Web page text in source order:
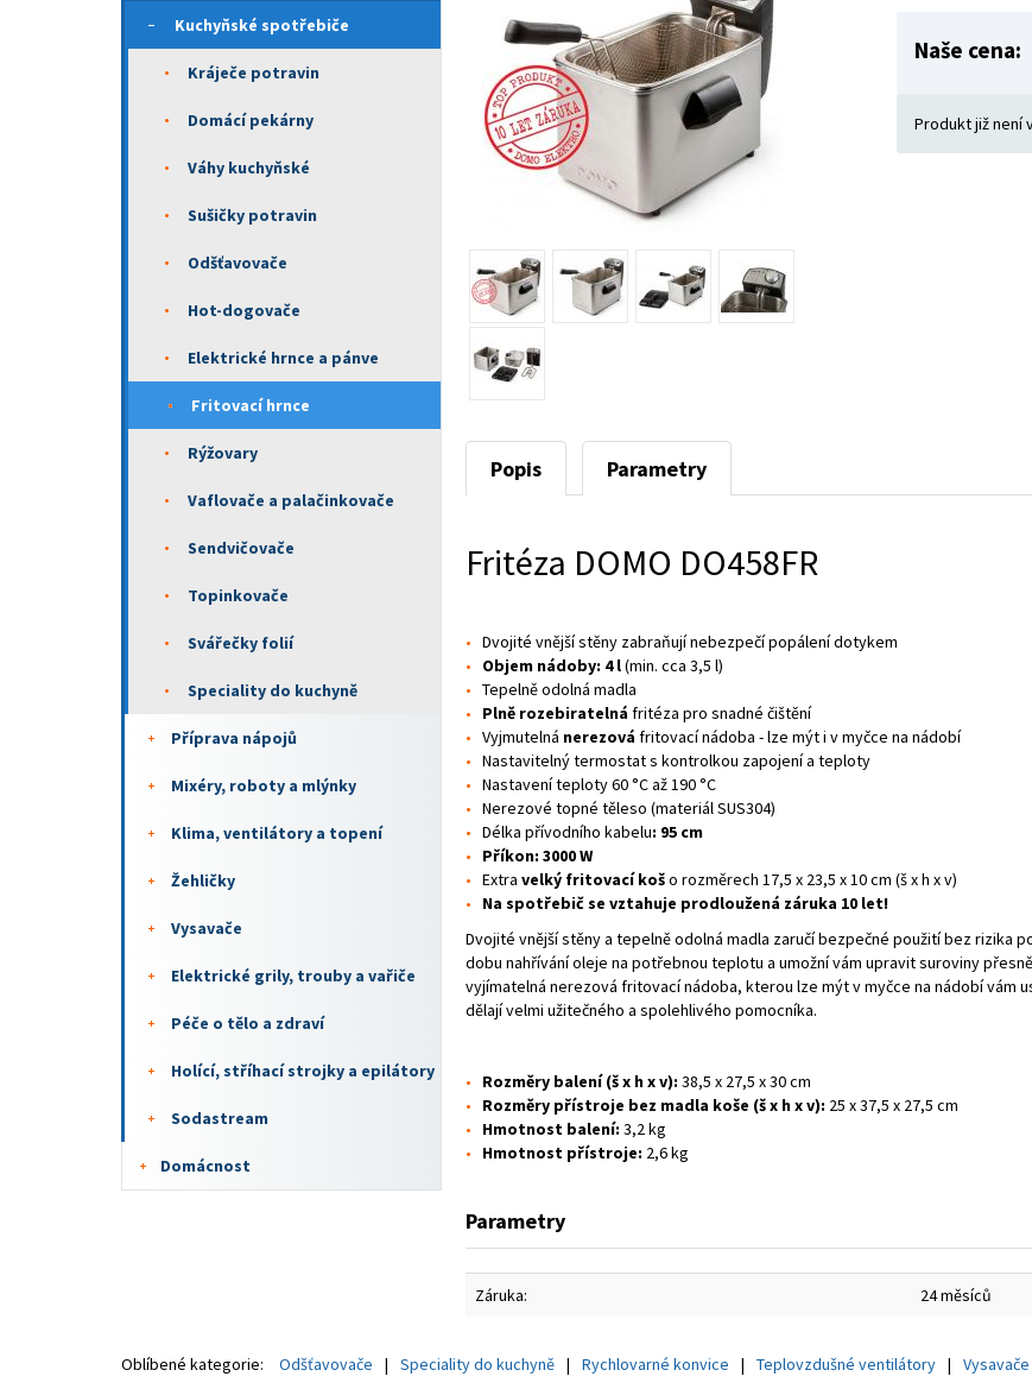
Kuchyňské spotřebiče
Kráječe potravin
Domácí pekárny
Váhy kuchyňské
Sušičky potravin
Odšťavovače
Hot-dogovače
Elektrické hrnce a pánve
Fritovací hrnce
Rýžovary
Vaflovače a palačinkovače
Sendvičovače
Topinkovače
Svářečky folií
Speciality do kuchyně
Příprava nápojů
Mixéry, roboty a mlýnky
Klima, ventilátory a topení
Žehličky
Vysavače
Elektrické grily, trouby a vařiče
Péče o tělo a zdraví
Holící, stříhací strojky a epilátory
Sodastream
Domácnost
Naše cena:
Produkt již není
Popis Parametry
Fritéza DOMO DO458FR
Dvojité vnější stěny zabraňují nebezpečí popálení dotykem
Objem nádoby: 4 l(min. cca 3,5 l)
Tepelně odolná madla
Plně rozebiratelná fritéza pro snadné čištění
Vyjmutelná nerezová fritovací nádoba - lze mýt i v myčce na nádobí
Nastavitelný termostat s kontrolkou zapojení a teploty
Nastavení teploty 60 °C až 190 °C
Nerezové topné těleso (materiál SUS304)
Délka přívodního kabelu: 95 cm
Příkon: 3000 W
Extra velký fritovací košo rozměrech 17,5 x 23,5 x 10 cm (š x h x v)
Na spotřebič se vztahuje prodloužená záruka 10 let!
Dvojité vnější stěny a tepelně odolná madla zaručí bezpečné použití bez rizika
dobu nahřívání oleje na potřebnou teplotu a umožní vám upravit suroviny
vyjímatelná nerezová fritovací nádoba, kterou lze mýt v myčce na nádobí
dělají velmi užitečného a spolehlivého pomocníka.
Rozměry balení (š x h x v): 38,5 x 27,5 x 30 cm
Rozměry přístroje bez madla koše (š x h x v): 25 x 37,5 x 27,5 cm
Hmotnost balení: 3,2 kg
Hmotnost přístroje: 2,6 kg
Parametry
Záruka: 24 měsíců
Oblíbené kategorie: Odšťavovače Speciality do kuchyně Rychlovarné konvice Teplovzdušné ventilátory